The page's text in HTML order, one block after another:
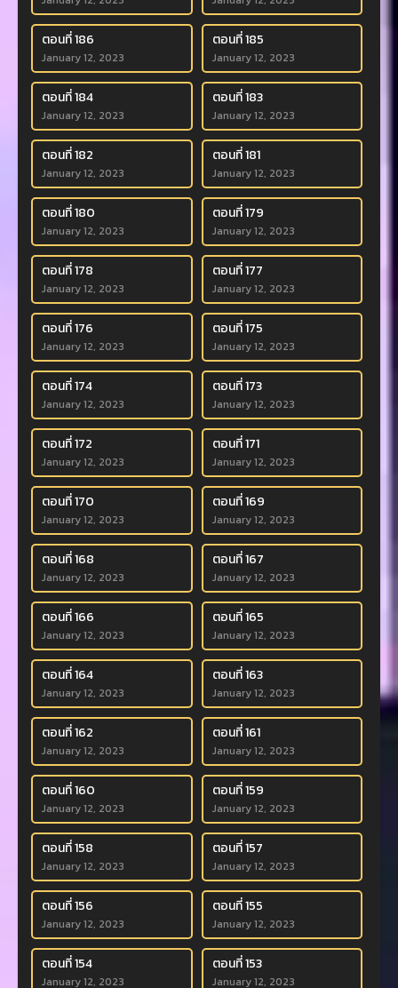
ตอนที่ 186
January 12, 2023
ตอนที่ 185
January 12, 2023
ตอนที่ 184
January 12, 2023
ตอนที่ 183
January 12, 2023
ตอนที่ 182
January 12, 2023
ตอนที่ 181
January 12, 2023
ตอนที่ 180
January 12, 2023
ตอนที่ 179
January 12, 2023
ตอนที่ 178
January 12, 2023
ตอนที่ 177
January 12, 2023
ตอนที่ 176
January 12, 2023
ตอนที่ 175
January 12, 2023
ตอนที่ 174
January 12, 2023
ตอนที่ 173
January 12, 2023
ตอนที่ 172
January 12, 2023
ตอนที่ 171
January 12, 2023
ตอนที่ 170
January 12, 2023
ตอนที่ 169
January 12, 2023
ตอนที่ 168
January 12, 2023
ตอนที่ 167
January 12, 2023
ตอนที่ 166
January 12, 2023
ตอนที่ 165
January 12, 2023
ตอนที่ 164
January 12, 2023
ตอนที่ 163
January 12, 2023
ตอนที่ 162
January 12, 2023
ตอนที่ 161
January 12, 2023
ตอนที่ 160
January 12, 2023
ตอนที่ 159
January 12, 2023
ตอนที่ 158
January 12, 2023
ตอนที่ 157
January 12, 2023
ตอนที่ 156
January 12, 2023
ตอนที่ 155
January 12, 2023
ตอนที่ 154
January 12, 2023
ตอนที่ 153
January 12, 2023